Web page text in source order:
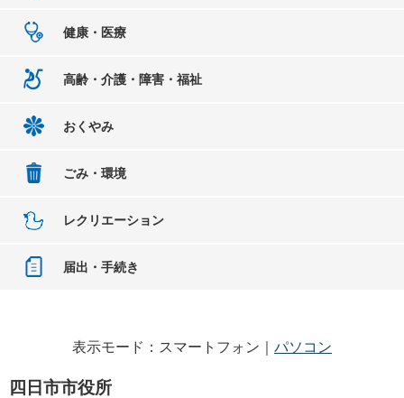
健康・医療
高齢・介護・障害・福祉
おくやみ
ごみ・環境
レクリエーション
届出・手続き
表示モード：スマートフォン｜ パソコン
四日市市役所